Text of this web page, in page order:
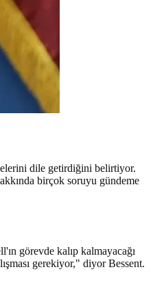
dile getirdiğini belirtiyor.
birçok soruyu gündeme
görevde kalıp kalmayacağı
gerekiyor," diyor Bessent.